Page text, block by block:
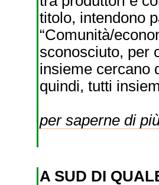
titolo, intendono
“Comunità/
sconosciuto, per
insieme cercano
quindi, tutti
per saperne di
A SUD DI